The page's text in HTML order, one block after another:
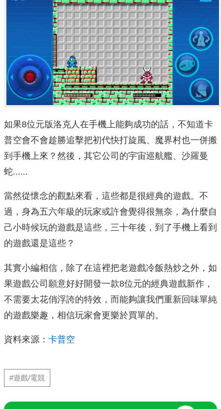
如果8位元版洛克人在手機上能夠成功的話，不知道卡
普空會不會趁勝追擊把初代快打旋風、魔界村也一併搬
到手機上來？然後，其它公司的宇宙巡航艦、沙羅曼
蛇......
當然從懷念的觀點來看，這些都是很經典的遊戲。不
過，身為五六年級的玩家或許會覺得很無奈，為什麼自
己小時候玩的遊戲是這些，三十年後，到了手機上看到
的遊戲還是這些？
其實小編相信，除了在這裡把老遊戲冷飯熱炒之外，如
果遊戲公司願意好好開發一款8位元的經典遊戲新作，
不需要太花俏浮誇的特效，而能夠讓我們重新回味單純
的遊戲樂趣，相信玩家會更樂於買單的。
資料來源： 卡普空
#遊戲/電競